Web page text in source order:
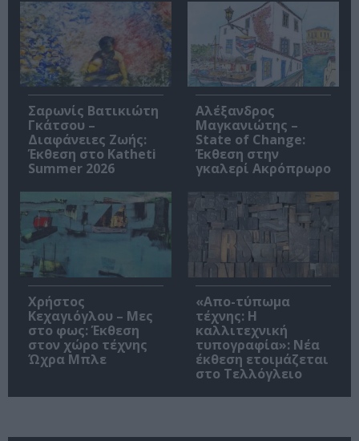
Σαρωνίς Βατικιώτη
Γκάτσου –
Διαφάνειες Ζωής:
Έκθεση στο Katheti
Summer 2026
Αλέξανδρος
Μαγκανιώτης –
State of Change:
Έκθεση στην
γκαλερί Ακρόπρωρο
Χρήστος
Κεχαγιόγλου – Μες
στο φως: Έκθεση
στον χώρο τέχνης
Ώχρα Μπλε
«Απο-τύπωμα
τέχνης: H
καλλιτεχνική
τυπογραφία»: Νέα
έκθεση ετοιμάζεται
στο Τελλόγλειο